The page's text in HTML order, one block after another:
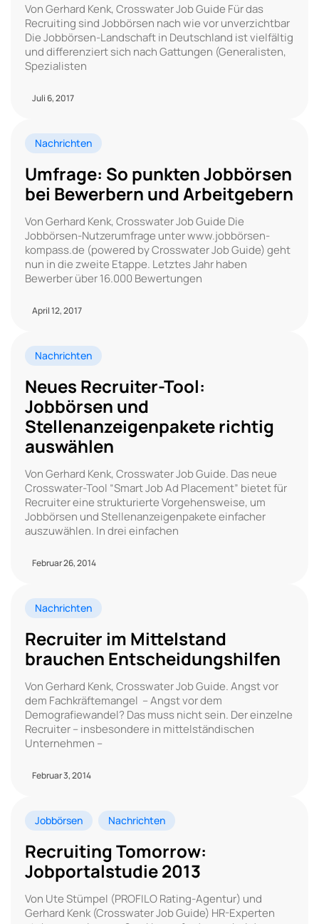
Von Gerhard Kenk, Crosswater Job Guide Für das
Recruiting sind Jobbörsen nach wie vor unverzichtbar
Die Jobbörsen-Landschaft in Deutschland ist vielfältig
und differenziert sich nach Gattungen (Generalisten,
Spezialisten
Juli 6, 2017
Nachrichten
Umfrage: So punkten Jobbörsen
bei Bewerbern und Arbeitgebern
Von Gerhard Kenk, Crosswater Job Guide Die
Jobbörsen-Nutzerumfrage unter www.jobbörsen-
kompass.de (powered by Crosswater Job Guide) geht
nun in die zweite Etappe. Letztes Jahr haben
Bewerber über 16.000 Bewertungen
April 12, 2017
Nachrichten
Neues Recruiter-Tool:
Jobbörsen und
Stellenanzeigenpakete richtig
auswählen
Von Gerhard Kenk, Crosswater Job Guide. Das neue
Crosswater-Tool “Smart Job Ad Placement” bietet für
Recruiter eine strukturierte Vorgehensweise, um
Jobbörsen und Stellenanzeigenpakete einfacher
auszuwählen. In drei einfachen
Februar 26, 2014
Nachrichten
Recruiter im Mittelstand
brauchen Entscheidungshilfen
Von Gerhard Kenk, Crosswater Job Guide. Angst vor
dem Fachkräftemangel – Angst vor dem
Demografiewandel? Das muss nicht sein. Der einzelne
Recruiter – insbesondere in mittelständischen
Unternehmen –
Februar 3, 2014
Jobbörsen Nachrichten
Recruiting Tomorrow:
Jobportalstudie 2013
Von Ute Stümpel (PROFILO Rating-Agentur) und
Gerhard Kenk (Crosswater Job Guide) HR-Experten